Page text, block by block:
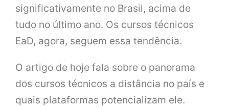
significativamente no Brasil, acima de
tudo no último ano. Os cursos técnicos
EaD, agora, seguem essa tendência.
O artigo de hoje fala sobre o panorama
dos cursos técnicos a distância no país e
quais plataformas potencializam ele.